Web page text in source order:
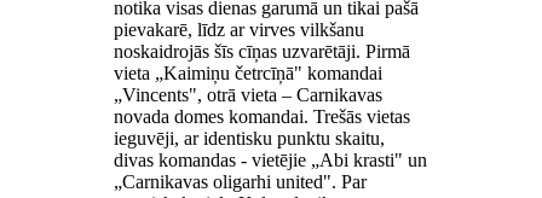
notika visas dienas garumā un tikai pašā
pievakarē, līdz ar virves vilkšanu
noskaidrojās šīs cīņas uzvarētāji. Pirmā
vieta „Kaimiņu četrcīņā" komandai
„Vincents", otrā vieta – Carnikavas
novada domes komandai. Trešās vietas
ieguvēji, ar identisku punktu skaitu,
divas komandas - vietējie „Abi krasti" un
„Carnikavas oligarhi united". Par